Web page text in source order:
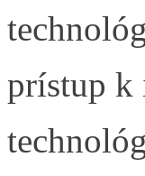
prístup k